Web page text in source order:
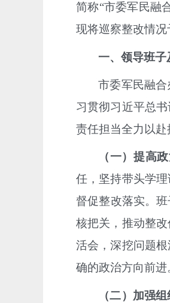
简称“市委军民融
现将巡察整改情况
一、领导班子
市委军民融合
习贯彻习近平总
责任担当全力以赴
（一）提高
任，坚持带头学
督促整改落实。
核把关，推动整
活会，深挖问题
确的政治方向前进
（二）加强